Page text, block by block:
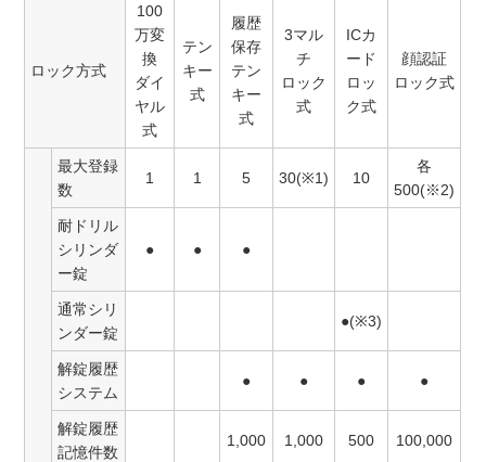
ロック方式
100
万変
換
ダイ
ヤル
式
テン
キー
式
履歴
保存
テン
キー
式
3マル
チ
ロック
式
ICカ
ード
ロッ
ク式
顔認証
ロック式
最大登録
数
1 1 5 30(※1) 10
各
500(※2)
耐ドリル
シリンダ
ー錠
● ● ●
通常シリ
ンダー錠
●(※3)
解錠履歴
システム
● ● ● ●
解錠履歴
記憶件数
1,000 1,000 500 100,000